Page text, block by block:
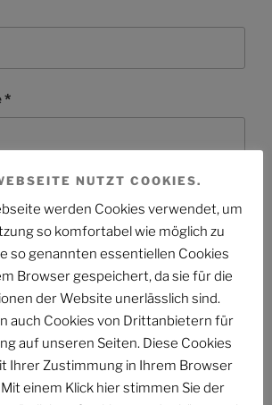
*
NUTZT COOKIES.
werden Cookies verwendet, um
so komfortabel wie möglich zu
so genannten essentiellen Cookies
Browser gespeichert, da sie für die
der Website unerlässlich sind.
auch Cookies von Drittanbietern für
auf unseren Seiten. Diese Cookies
Ihrer Zustimmung in Ihrem Browser
einem Klick hier stimmen Sie der